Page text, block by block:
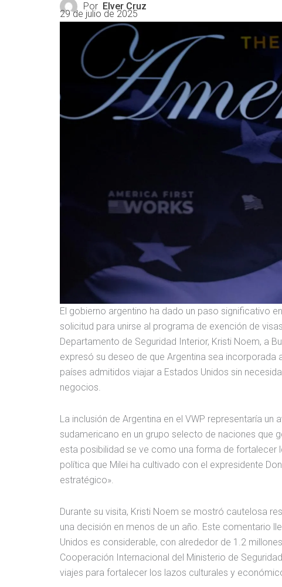
Por Elver Cruz
29 de julio de 2025
El gobierno argentino ha dado un paso significativo
solicitud para unirse al programa de exención de
Departamento de Seguridad Interior, Kristi Noem, a
expresó su deseo de que Argentina sea incorporada
países admitidos viajar a Estados Unidos sin
negocios.
La inclusión de Argentina en el VWP representaría
sudamericano en un grupo selecto de naciones que
esta posibilidad se ve como una forma de
política que Milei ha cultivado con el expresidente
estratégico».
Durante su visita, Kristi Noem se mostró cautelosa
una decisión en menos de un año. Este comentario
Unidos es considerable, con alrededor de 1.2
Cooperación Internacional del Ministerio de
viajes para fortalecer los lazos culturales y